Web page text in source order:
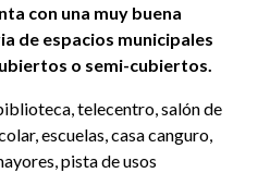
con una muy buena
de espacios municipales
o semi-cubiertos.
telecentro, salón de
escuelas, casa canguro,
pista de usos